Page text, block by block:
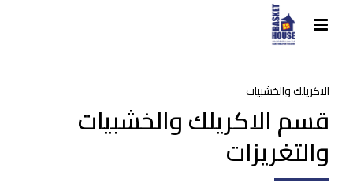
الاكريلك والخشبيات
قسم الاكريلك والخشبيات
والتغريزات